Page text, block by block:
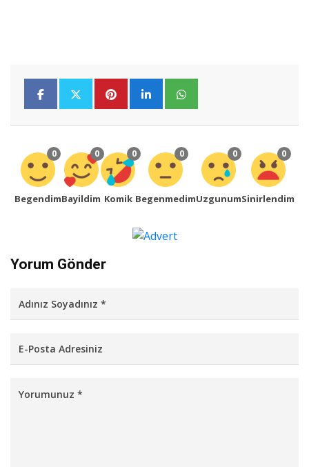
0
Begendim
0
Bayildim
0
Komik
0
Begenmedim
0
Uzgunum
0
Sinirlendim
Yorum Gönder